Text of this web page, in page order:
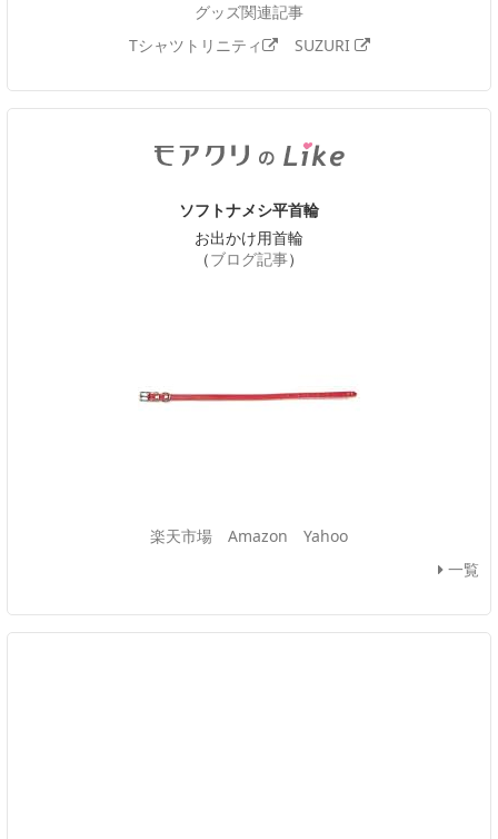
グッズ関連記事
Tシャツトリニティ
SUZURI
ソフトナメシ平首輪
お出かけ用首輪
（ブログ記事）
楽天市場 Amazon
Yahoo
一覧